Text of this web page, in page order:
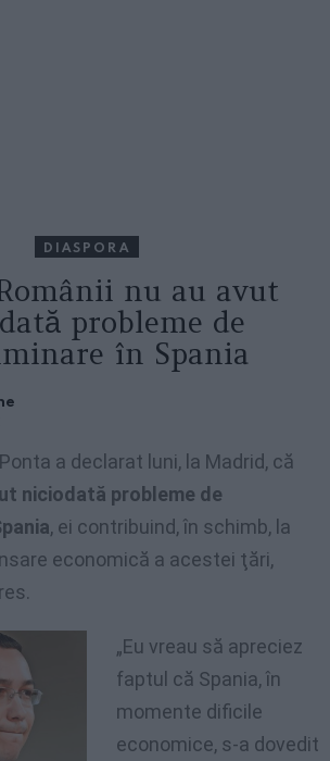
DIASPORA
nu au avut
probleme de
în Spania
a declarat luni, la Madrid, că
niciodată probleme de
, ei contribuind, în schimb, la
economică a acestei ţări,
„Eu vreau să apreciez
faptul că Spania, în
momente dificile
economice, s-a dovedit